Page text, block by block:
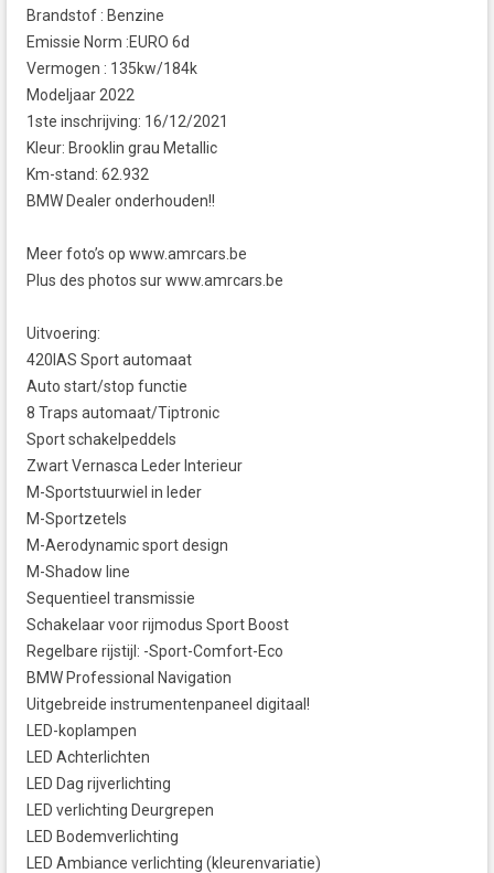
Brandstof : Benzine
Emissie Norm :EURO 6d
Vermogen : 135kw/184k
Modeljaar 2022
1ste inschrijving: 16/12/2021
Kleur: Brooklin grau Metallic
Km-stand: 62.932
BMW Dealer onderhouden!!
Meer foto’s op www.amrcars.be
Plus des photos sur www.amrcars.be
Uitvoering:
420IAS Sport automaat
Auto start/stop functie
8 Traps automaat/Tiptronic
Sport schakelpeddels
Zwart Vernasca Leder Interieur
M-Sportstuurwiel in leder
M-Sportzetels
M-Aerodynamic sport design
M-Shadow line
Sequentieel transmissie
Schakelaar voor rijmodus Sport Boost
Regelbare rijstijl: -Sport-Comfort-Eco
BMW Professional Navigation
Uitgebreide instrumentenpaneel digitaal!
LED-koplampen
LED Achterlichten
LED Dag rijverlichting
LED verlichting Deurgrepen
LED Bodemverlichting
LED Ambiance verlichting (kleurenvariatie)